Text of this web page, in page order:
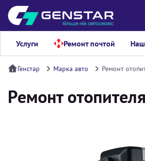
Услуги Ремонт почтой
Генстар Марка авто Ремонт
Ремонт